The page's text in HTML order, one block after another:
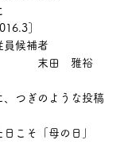
］
員候補者
雅裕
つぎのような投稿
こそ「母の日」